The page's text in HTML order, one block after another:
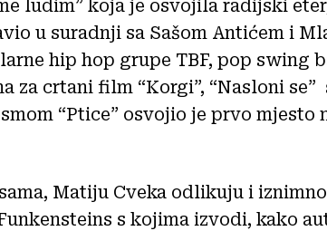
ludim” koja je osvojila radijski
u suradnji sa Sašom Antićem i
hip hop grupe TBF, pop swing
za crtani film “Korgi”, “Nasloni
“Ptice” osvojio je prvo mjesto
Matiju Cveka odlikuju i
s kojima izvodi, kako